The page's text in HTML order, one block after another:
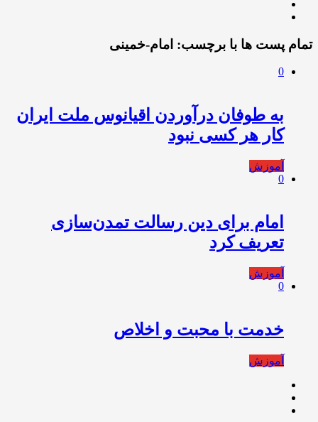
تمام پست ها با برچسب: امام-خمینی
0
به طوفان درآوردن اقیانوس ملت ایران
کار هر کسی نبود
آموزش
0
امام برای دین رسالت تمدن‌سازی
تعریف کرد
آموزش
0
خدمت با محبت و اخلاص
آموزش